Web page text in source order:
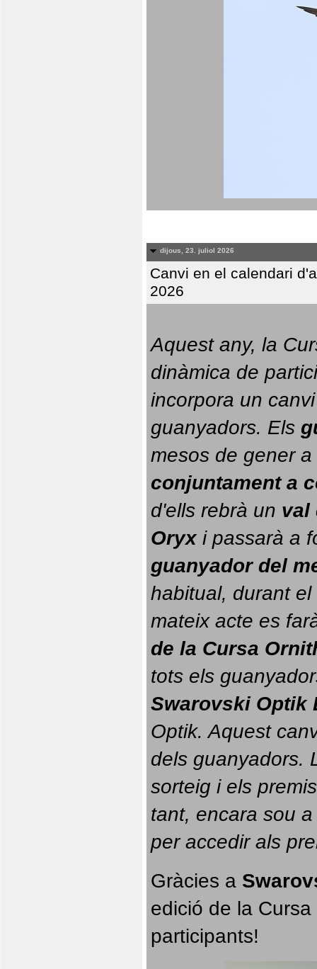
dijous, 23. juliol 2026
Canvi en el calendari
2026
Aquest any, la
dinàmica de
incorpora un
guanyadors. Els
conjuntament a
d'ells rebrà un val
Oryx i passarà a
guanyador del
habitual, durant el
mateix acte es
de la Cursa
tots els
Swarovski Optik
Optik. Aquest
dels guanyadors.
sorteig i els
tant, encara sou
per accedir als
Gràcies a
edició de la
participants!